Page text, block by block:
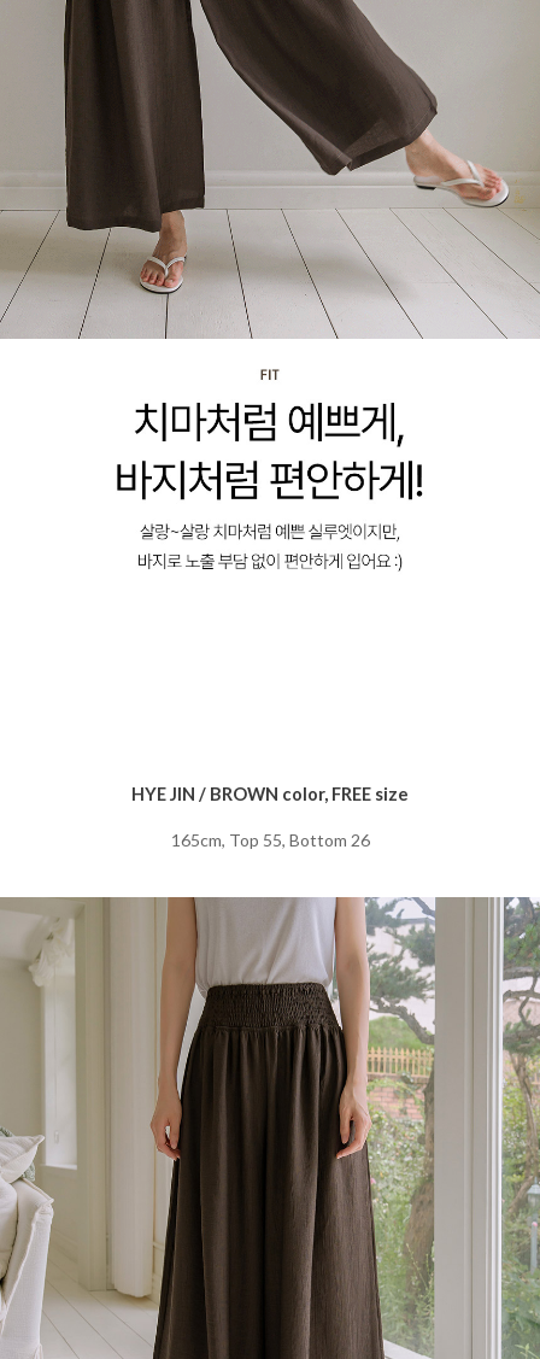
HYE JIN / BROWN color, FREE size
165cm, Top 55, Bottom 26